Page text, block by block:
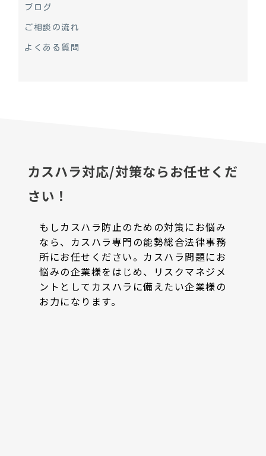
ブログ
ご相談の流れ
よくある質問
カスハラ対応/対策ならお任せくだ
さい！
もしカスハラ防止のための対策にお悩み
なら、カスハラ専門の能勢総合法律事務
所にお任せください。カスハラ問題にお
悩みの企業様をはじめ、リスクマネジメ
ントとしてカスハラに備えたい企業様の
お力になります。